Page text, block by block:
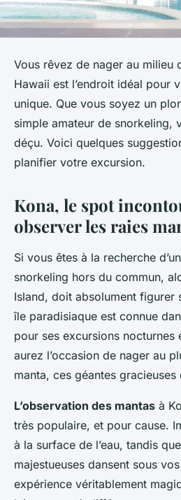
Vous rêvez de nager au milieu
Hawaii est l’endroit idéal pour
unique. Que vous soyez un
simple amateur de snorkeling,
déçu. Voici quelques
planifier votre excursion.
Kona, le spot
observer les raies
Si vous êtes à la recherche
snorkeling hors du commun,
Island, doit absolument figurer
île paradisiaque est connue
pour ses excursions nocturnes
aurez l’occasion de nager au
manta, ces géantes gracieuses
L’observation des mantas à
très populaire, et pour cause.
à la surface de l’eau, tandis
majestueuses dansent sous
expérience véritablement